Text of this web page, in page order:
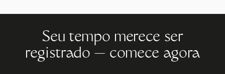
Seu tempo merece ser
registrado — comece agora